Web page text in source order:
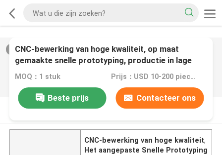
/0
CNC-bewerking van hoge kwaliteit, op maat
gemaakte snelle prototyping, productie in lage
hoeveelheden
MOQ：1 stuk Prijs：USD 10-200 pieces
Beste prijs
Contacteer ons
PRODUCTOMSCHRIJVING
CNC-bewerking van hoge kwaliteit,
Het aangepaste Snelle Prototyping